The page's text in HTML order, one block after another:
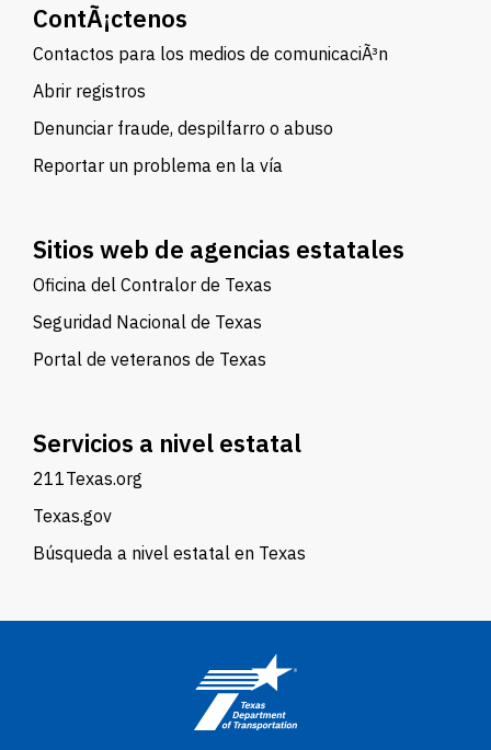
ContÃ¡ctenos
Contactos para los medios de comunicaciÃ³n
Abrir registros
Denunciar fraude, despilfarro o abuso
Reportar un problema en la vía
Sitios web de agencias estatales
Oficina del Contralor de Texas
Seguridad Nacional de Texas
Portal de veteranos de Texas
Servicios a nivel estatal
211Texas.org
Texas.gov
Búsqueda a nivel estatal en Texas